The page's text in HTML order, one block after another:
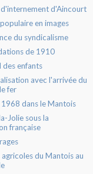
d'internement d'Aincourt
en images
du syndicalisme
de 1910
des enfants
avec l'arrivée du
fer
dans le Mantois
Jolie sous la
française
du Mantois au